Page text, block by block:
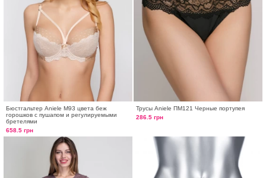
Бюстгальтер Aniele М93 цвета беж
горошков с пушапом и регулируемыми
бретелями
658.5 грн
Трусы Aniele ПМ121 Черные портупея
286.5 грн